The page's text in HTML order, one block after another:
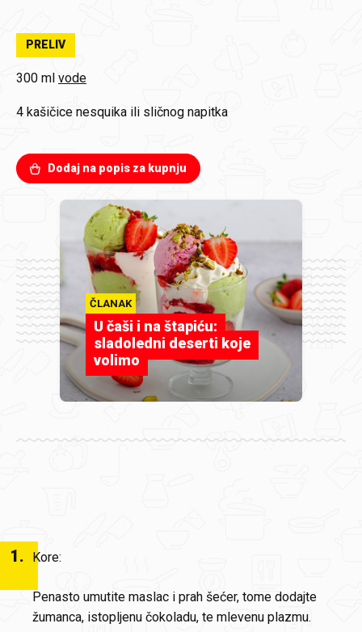
PRELIV
300 ml vode
4 kašičice nesquika ili sličnog napitka
Dodaj na popis za kupnju
ČLANAK
U čaši i na štapiću:
sladoledni deserti koje
volimo
1. Kore:
Penasto umutite maslac i prah šećer, tome dodajte
žumanca, istopljenu čokoladu, te mlevenu plazmu.